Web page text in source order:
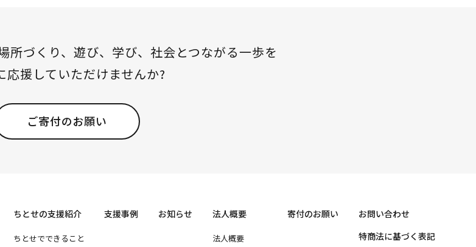
づくり、 遊び、学び、社会とつながる一歩を
応援していただけませんか?
ご寄付のお願い
ちとせの支援紹介
ちとせでできること
支援事例 お知らせ 法人概要
法人概要
寄付のお願い
お問い合わせ
特商法に基づく表記